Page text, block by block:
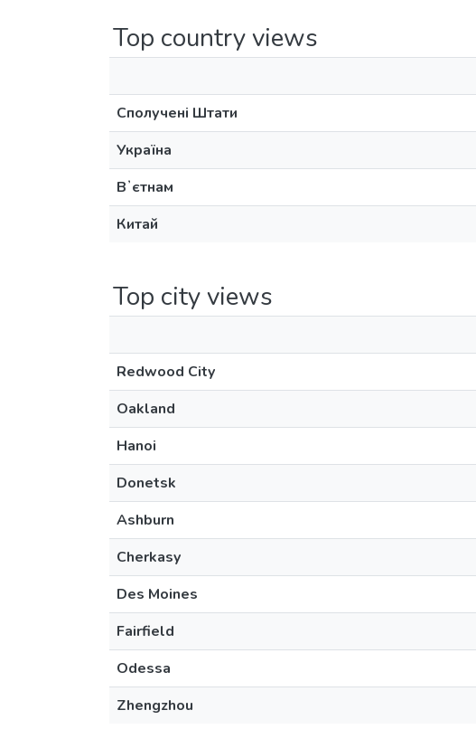
Top country views
Сполучені Штати
Україна
Вʼєтнам
Китай
Top city views
Redwood City
Oakland
Hanoi
Donetsk
Ashburn
Cherkasy
Des Moines
Fairfield
Odessa
Zhengzhou